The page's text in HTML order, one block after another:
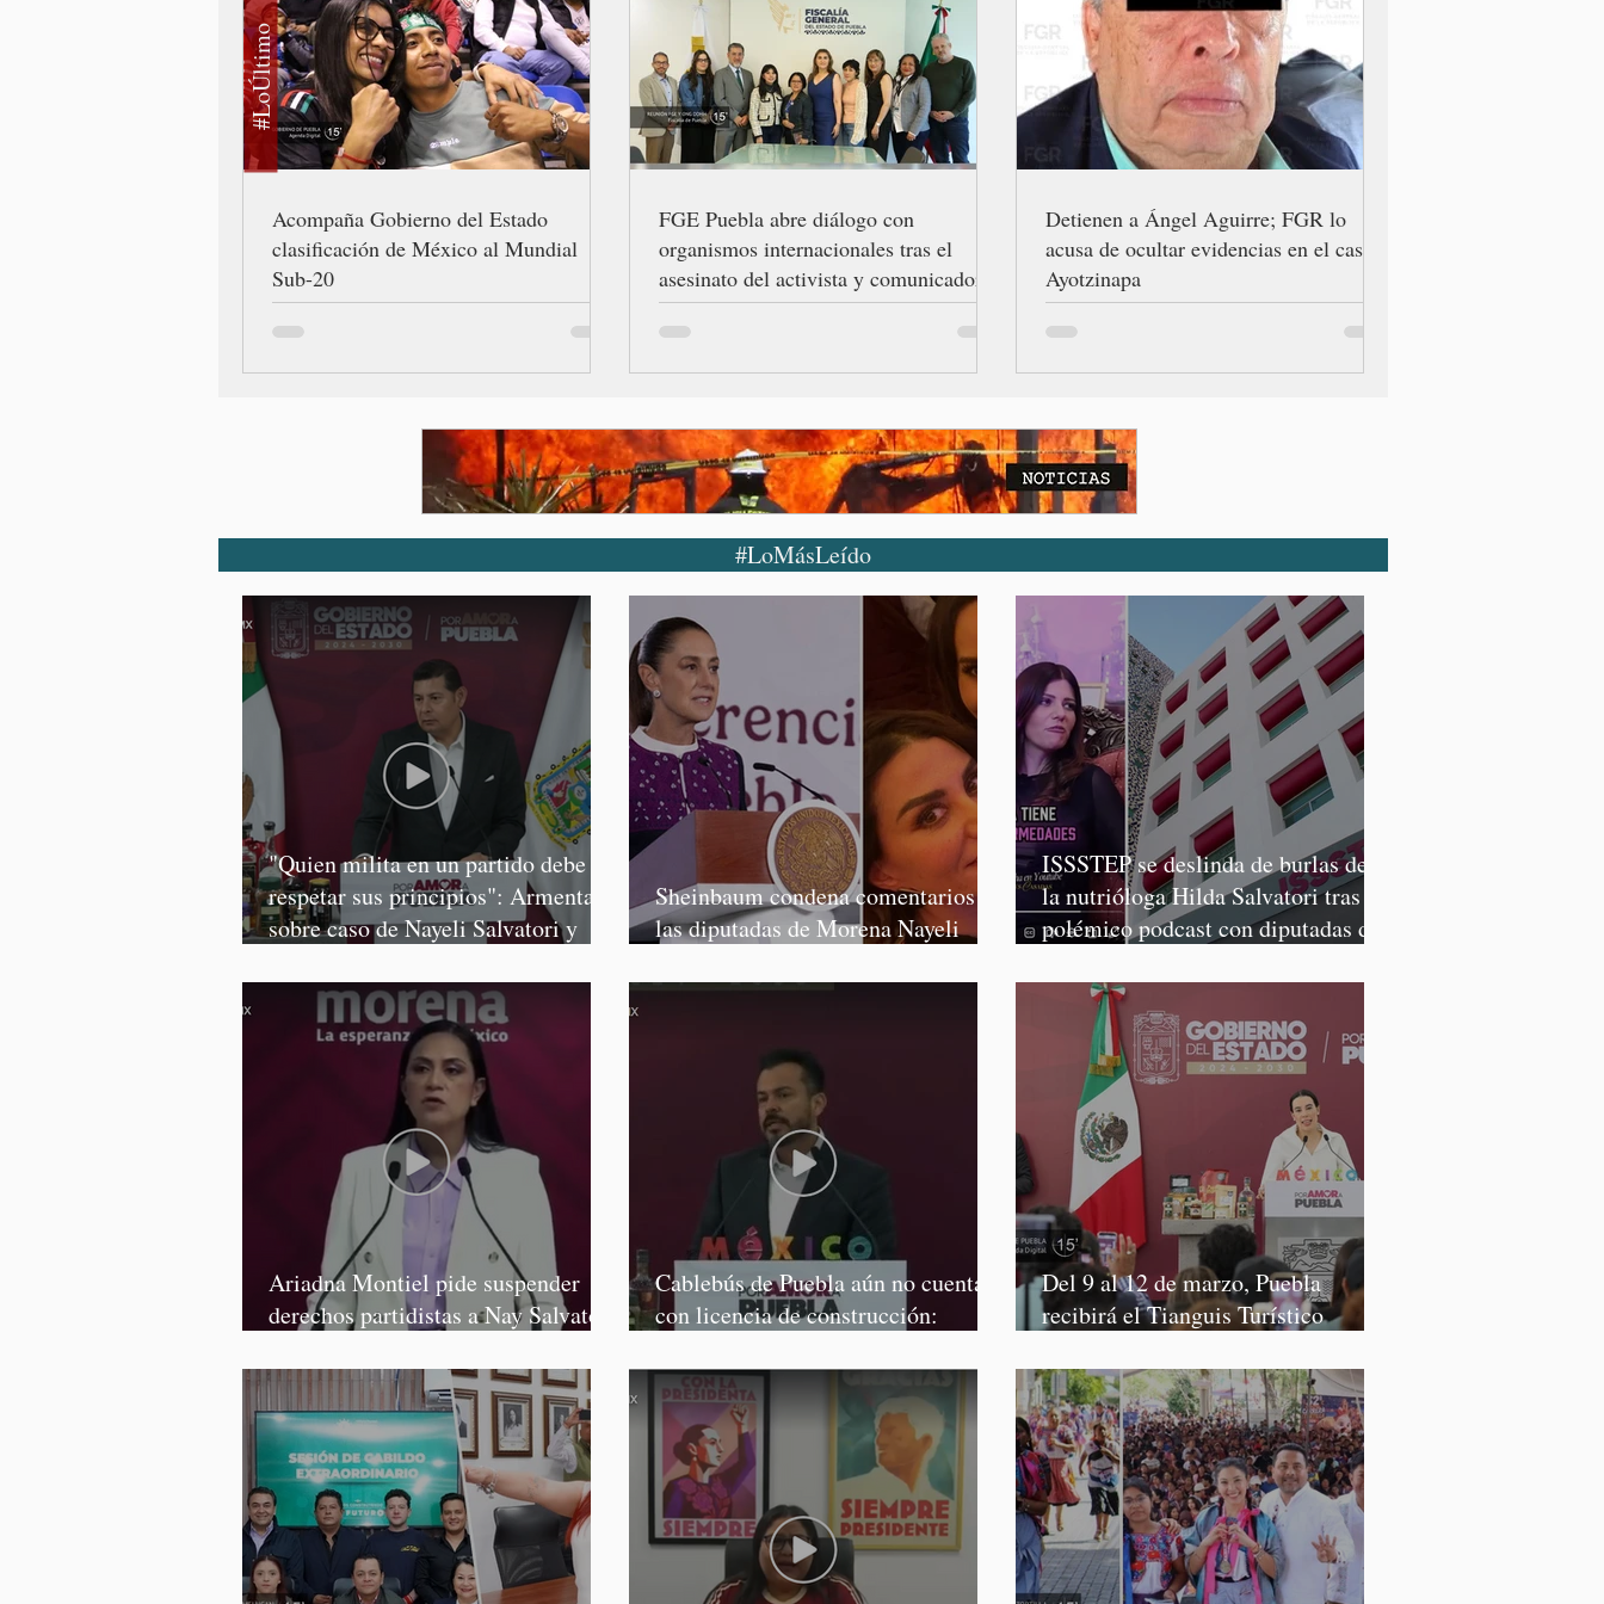
Acompaña Gobierno del Estado
clasificación de México al Mundial
Sub-20
FGE Puebla abre diálogo con
organismos internacionales tras el
asesinato del activista y comunicador
Josué Martínez
Detienen a Ángel Aguirre; FGR lo
acusa de ocultar evidencias en el caso
Ayotzinapa
#LoÚltimo
#LoMásLeído
"Quien milita en un partido debe
respetar sus principios": Armenta,
sobre caso de Nayeli Salvatori y
Sheinbaum condena comentarios de
las diputadas de Morena Nayeli
ISSSTEP se deslinda de burlas de
la nutrióloga Hilda Salvatori tras
polémico podcast con diputadas de
Ariadna Montiel pide suspender
derechos partidistas a Nay Salvatori
Cablebús de Puebla aún no cuenta
con licencia de construcción:
Del 9 al 12 de marzo, Puebla
recibirá el Tianguis Turístico